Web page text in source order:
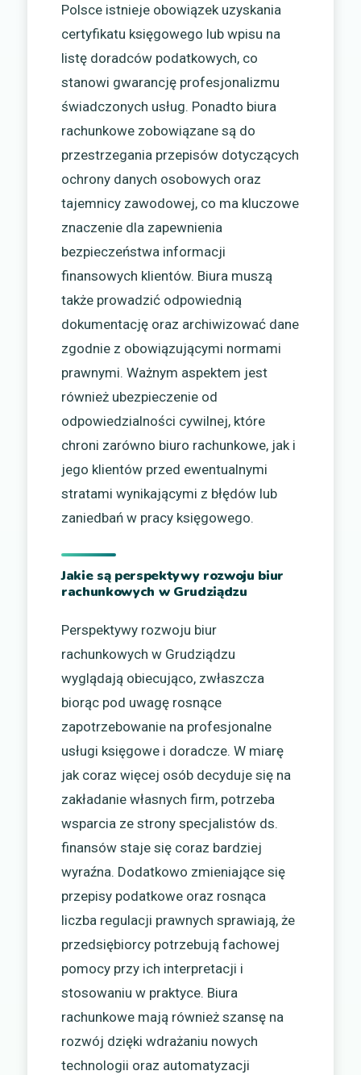
Polsce istnieje obowiązek uzyskania
certyfikatu księgowego lub wpisu na
listę doradców podatkowych, co
stanowi gwarancję profesjonalizmu
świadczonych usług. Ponadto biura
rachunkowe zobowiązane są do
przestrzegania przepisów dotyczących
ochrony danych osobowych oraz
tajemnicy zawodowej, co ma kluczowe
znaczenie dla zapewnienia
bezpieczeństwa informacji
finansowych klientów. Biura muszą
także prowadzić odpowiednią
dokumentację oraz archiwizować dane
zgodnie z obowiązującymi normami
prawnymi. Ważnym aspektem jest
również ubezpieczenie od
odpowiedzialności cywilnej, które
chroni zarówno biuro rachunkowe, jak i
jego klientów przed ewentualnymi
stratami wynikającymi z błędów lub
zaniedbań w pracy księgowego.
Jakie są perspektywy rozwoju biur
rachunkowych w Grudziądzu
Perspektywy rozwoju biur
rachunkowych w Grudziądzu
wyglądają obiecująco, zwłaszcza
biorąc pod uwagę rosnące
zapotrzebowanie na profesjonalne
usługi księgowe i doradcze. W miarę
jak coraz więcej osób decyduje się na
zakładanie własnych firm, potrzeba
wsparcia ze strony specjalistów ds.
finansów staje się coraz bardziej
wyraźna. Dodatkowo zmieniające się
przepisy podatkowe oraz rosnąca
liczba regulacji prawnych sprawiają, że
przedsiębiorcy potrzebują fachowej
pomocy przy ich interpretacji i
stosowaniu w praktyce. Biura
rachunkowe mają również szansę na
rozwój dzięki wdrażaniu nowych
technologii oraz automatyzacji